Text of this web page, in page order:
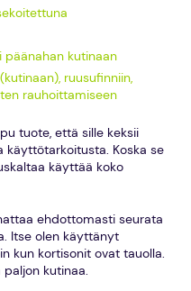
päänahan kutinaan
ruusufinniin,
rauhoittamiseen
tuote, että sille keksii
käyttötarkoitusta. Koska se
käyttää koko
ehdottomasti seurata
Itse olen käyttänyt
kun kortisonit ovat tauolla.
kutinaa.